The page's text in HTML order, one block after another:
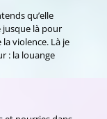
qu’elle
jusque là pour
violence. Là je
: la louange